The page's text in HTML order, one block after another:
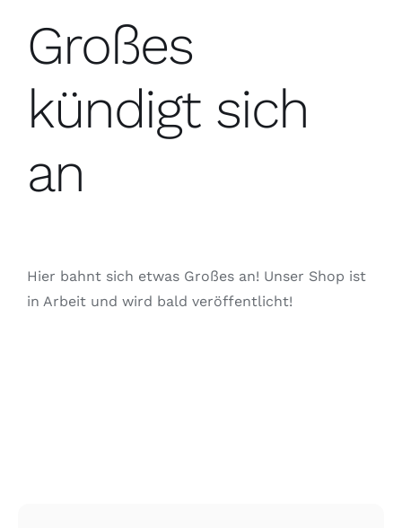
Großes
kündigt sich
an
Hier bahnt sich etwas Großes an! Unser Shop ist
in Arbeit und wird bald veröffentlicht!